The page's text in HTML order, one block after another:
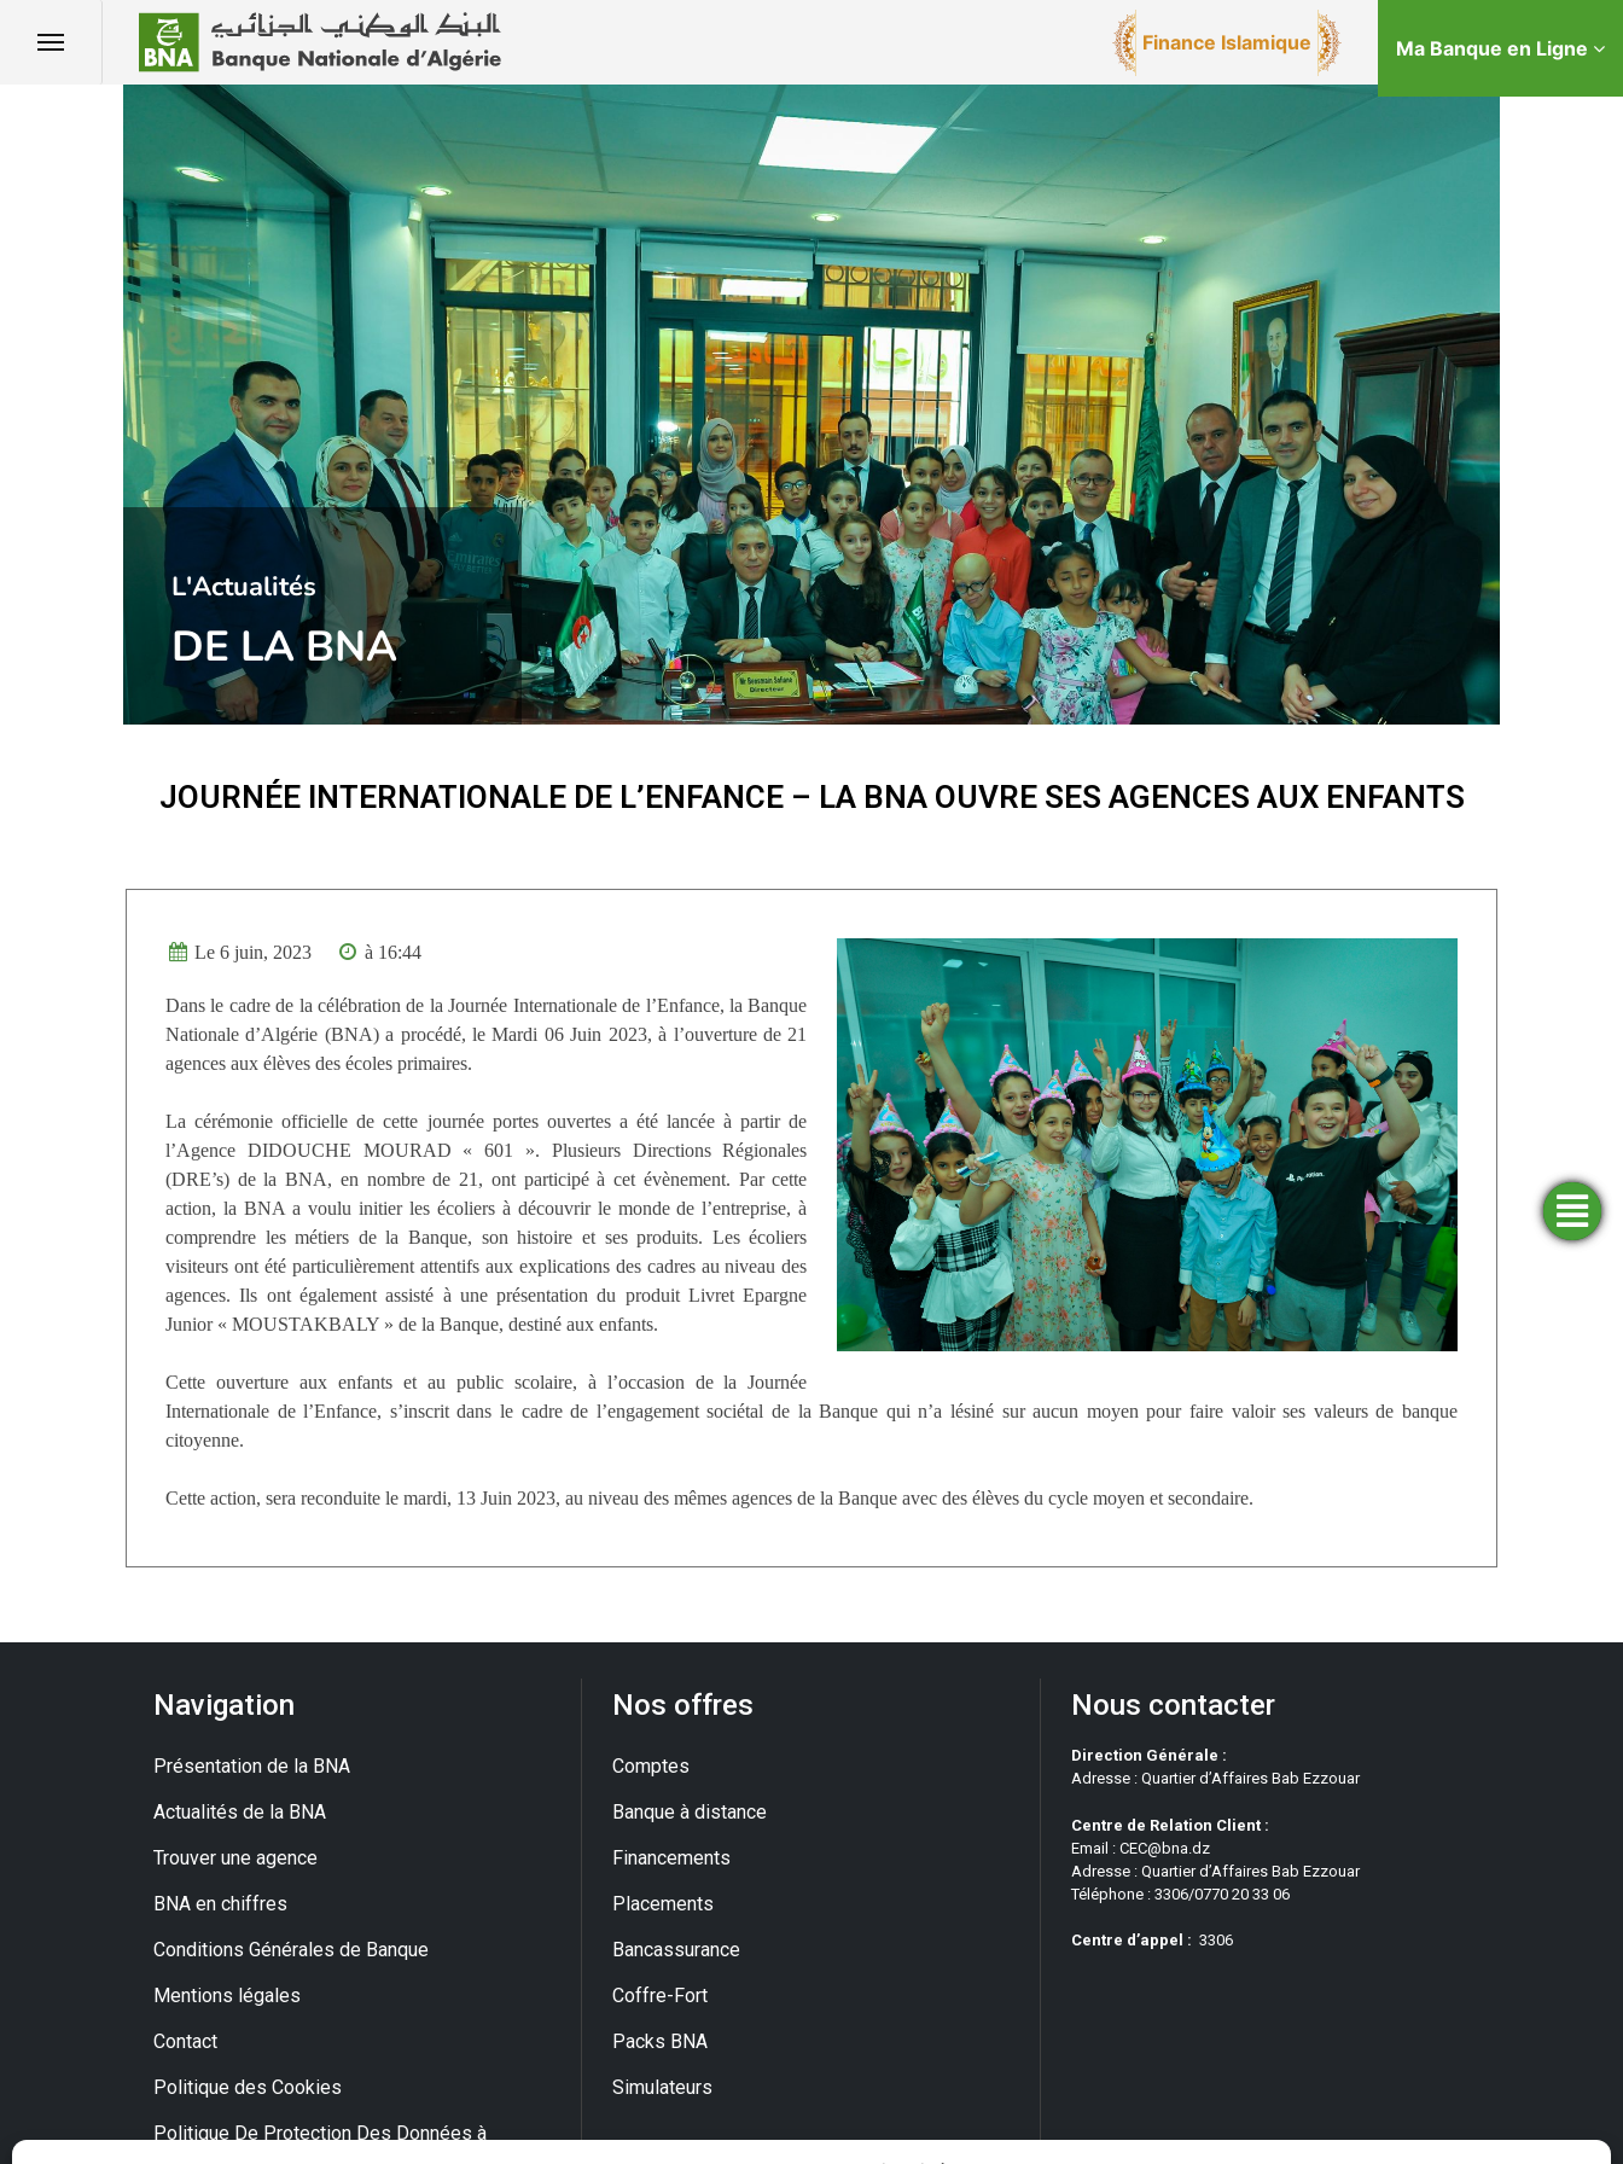
Finance Islamique Ma Banque en Ligne
l'Actualités
DE LA BNA
JOURNÉE INTERNATIONALE DE L’ENFANCE – LA BNA OUVRE SES AGENCES AUX ENFANTS
Le 6 juin, 2023 à 16:44
Dans le cadre de la célébration de la Journée Internationale de l’Enfance, la Banque
Nationale d’Algérie (BNA) a procédé, le Mardi 06 Juin 2023, à l’ouverture de 21
agences aux élèves des écoles primaires.
La cérémonie officielle de cette journée portes ouvertes a été lancée à partir de
l’Agence DIDOUCHE MOURAD « 601 ». Plusieurs Directions Régionales
(DRE’s) de la BNA, en nombre de 21, ont participé à cet évènement. Par cette
action, la BNA a voulu initier les écoliers à découvrir le monde de l’entreprise, à
comprendre les métiers de la Banque, son histoire et ses produits. Les écoliers
visiteurs ont été particulièrement attentifs aux explications des cadres au niveau des
agences. Ils ont également assisté à une présentation du produit Livret Epargne
Junior « MOUSTAKBALY » de la Banque, destiné aux enfants.
Cette ouverture aux enfants et au public scolaire, à l’occasion de la Journée
Internationale de l’Enfance, s’inscrit dans le cadre de l’engagement sociétal de la Banque qui n’a lésiné sur aucun moyen pour faire valoir ses valeurs de banque
citoyenne.
Cette action, sera reconduite le mardi, 13 Juin 2023, au niveau des mêmes agences de la Banque avec des élèves du cycle moyen et secondaire.
Navigation
Présentation de la BNA
Actualités de la BNA
Trouver une agence
BNA en chiffres
Conditions Générales de Banque
Mentions légales
Contact
Politique des Cookies
Politique De Protection Des Données à
Nos offres
Comptes
Banque à distance
Financements
Placements
Bancassurance
Coffre-Fort
Packs BNA
Simulateurs
Nous contacter
Direction Générale :
Adresse : Quartier d’Affaires Bab Ezzouar
Centre de Relation Client :
Email : CEC@bna.dz
Adresse : Quartier d’Affaires Bab Ezzouar
Téléphone : 3306/0770 20 33 06
Centre d’appel : 3306
Trouver
une
agence
Demander
un
financement
Simulateurs
Ouvrir
un
compte